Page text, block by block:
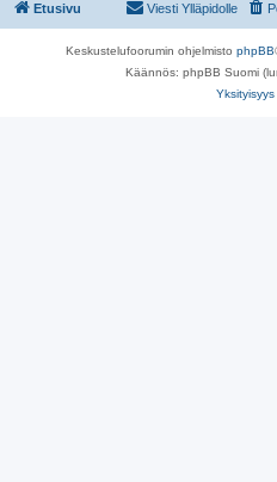
Etusivu Viesti Ylläpidolle
Keskustelufoorumin ohjelmisto phpBB
Käännös: phpBB Suomi
Yksityisyys